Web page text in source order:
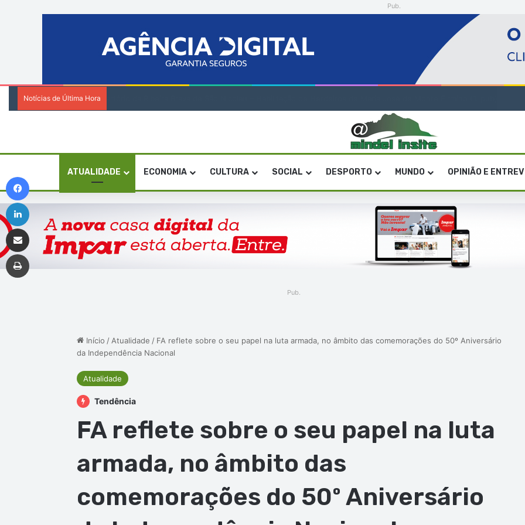
Pub.
Notícias de Última Hora
ATUALIDADE ECONOMIA CULTURA SOCIAL DESPORTO MUNDO OPINIÃO E
Pub.
Início / Atualidade / FA reflete sobre o seu papel na luta armada, no âmbito das comemorações do 50º Aniversário
da Independência Nacional
Atualidade
Tendência
FA reflete sobre o seu papel na luta
armada, no âmbito das
comemorações do 50º Aniversário
Linkedin
Imprimir